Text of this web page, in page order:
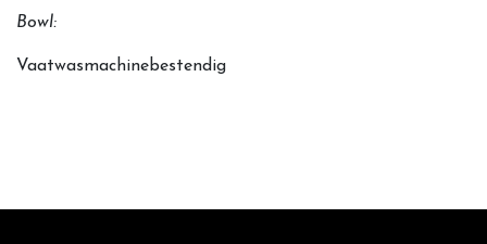
Bowl:
Vaatwasmachinebestendig